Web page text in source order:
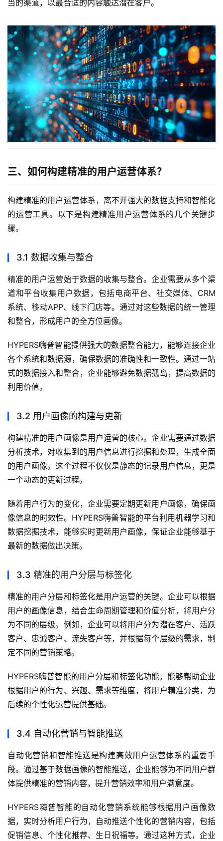
当的渠道，以最合适的内容触达潜在客户。
三、如何构建精准的用户运营体系？
构建精准的用户运营体系，离不开强大的数据支持和智能化
的运营工具。以下是构建精准用户运营体系的几个关键步
骤。
3.1 数据收集与整合
精准的用户运营始于数据的收集与整合。企业需要从多个渠
道和平台收集用户数据，包括电商平台、社交媒体、CRM
系统、移动APP、线下门店等。通过对这些数据的统一管理
和整合，形成用户的全方位画像。
HYPERS嗨普智能提供强大的数据整合能力，能够连接企业
各个系统和数据源，确保数据的准确性和一致性。通过一站
式的数据接入和整合，企业能够避免数据孤岛，提高数据的
利用价值。
3.2 用户画像的构建与更新
构建精准的用户画像是用户运营的核心。企业需要通过数据
分析技术，对收集到的用户信息进行挖掘和处理，生成全面
的用户画像。这个过程不仅仅是静态的记录用户信息，更是
一个动态的更新过程。
随着用户行为的变化，企业需要定期更新用户画像，确保画
像信息的时效性。HYPERS嗨普智能的平台利用机器学习和
数据挖掘技术，能够实时更新用户画像，保证企业能够基于
最新的数据做出决策。
3.3 精准的用户分层与标签化
精准的用户分层和标签化是用户运营的关键。企业可以根据
用户的画像信息，结合生命周期管理和价值分析，将用户分
为不同的层级。例如，企业可以将用户分为潜在客户、活跃
客户、忠诚客户、流失客户等，并根据每个层级的需求，制
定不同的营销策略。
HYPERS嗨普智能的用户分层和标签化功能，能够帮助企业
根据用户的行为、兴趣、需求等维度，将用户精准分类，为
后续的个性化运营提供基础。
3.4 自动化营销与智能推送
自动化营销和智能推送是构建高效用户运营体系的重要手
段。通过基于数据画像的智能推送，企业能够为不同用户群
体提供精准的营销内容，提升营销效率和用户满意度。
HYPERS嗨普智能的自动化营销系统能够根据用户画像数
据，实时分析用户行为，自动推送个性化的营销内容，包括
促销信息、个性化推荐、生日祝福等。通过这种方式，企业